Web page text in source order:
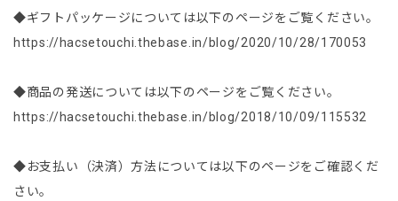
◆ギフトパッケージについては以下のページをご覧ください。
https://hacsetouchi.thebase.in/blog/2020/10/28/170053
◆商品の発送については以下のページをご覧ください。
https://hacsetouchi.thebase.in/blog/2018/10/09/115532
◆お支払い（決済）方法については以下のページをご確認くだ
さい。